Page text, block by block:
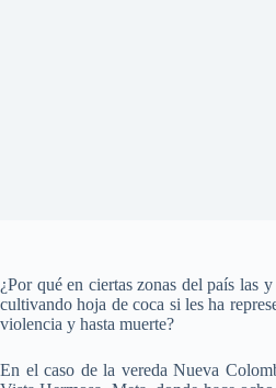
¿Por qué en ciertas zonas del país las
cultivando hoja de coca si les ha
violencia y hasta muerte?
En el caso de la vereda Nueva